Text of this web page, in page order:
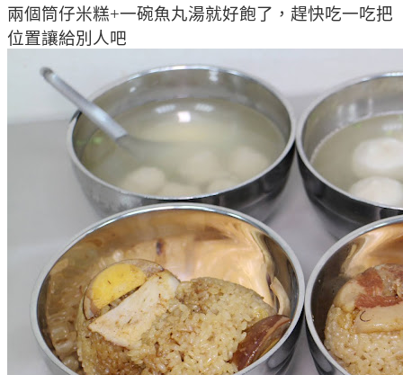
兩個筒仔米糕+一碗魚丸湯就好飽了，趕快吃一吃把
位置讓給別人吧